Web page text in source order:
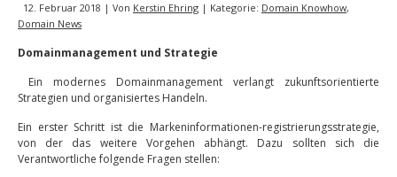
12. Februar 2018 | Von Kerstin Ehring | Kategorie: Domain Knowhow,
Domain News
Domainmanagement und Strategie
Ein modernes Domainmanagement verlangt zukunftsorientierte
Strategien und organisiertes Handeln.
Ein erster Schritt ist die Markeninformationen-registrierungsstrategie,
von der das weitere Vorgehen abhängt. Dazu sollten sich die
Verantwortliche folgende Fragen stellen: